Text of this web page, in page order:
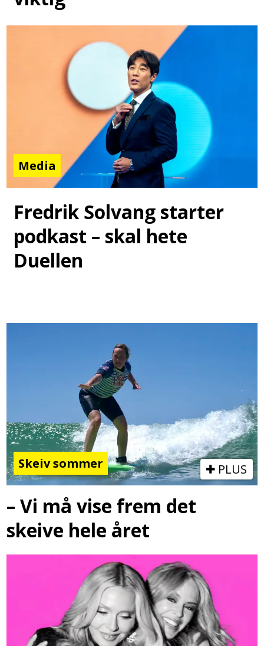
Media
Fredrik Solvang starter
podkast – skal hete
Duellen
Skeiv sommer PLUS
– Vi må vise frem det
skeive hele året